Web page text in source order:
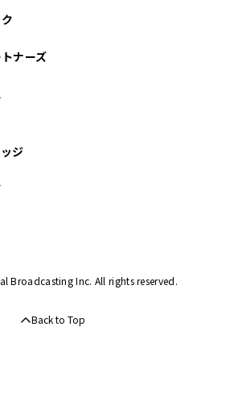
月
月
11月
ナーズ
ジ
Broadcasting Inc. All rights reserved.
Back to Top